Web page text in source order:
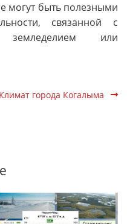
могут быть полезными
связанной с
земледелием или
Климат города Когалыма